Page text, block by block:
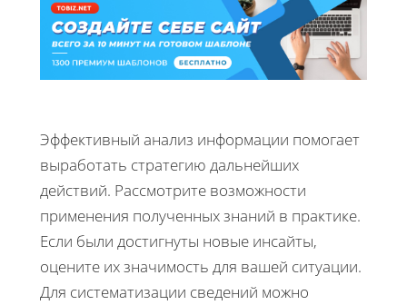
Эффективный анализ информации помогает
выработать стратегию дальнейших
действий. Рассмотрите возможности
применения полученных знаний в практике.
Если были достигнуты новые инсайты,
оцените их значимость для вашей ситуации.
Для систематизации сведений можно